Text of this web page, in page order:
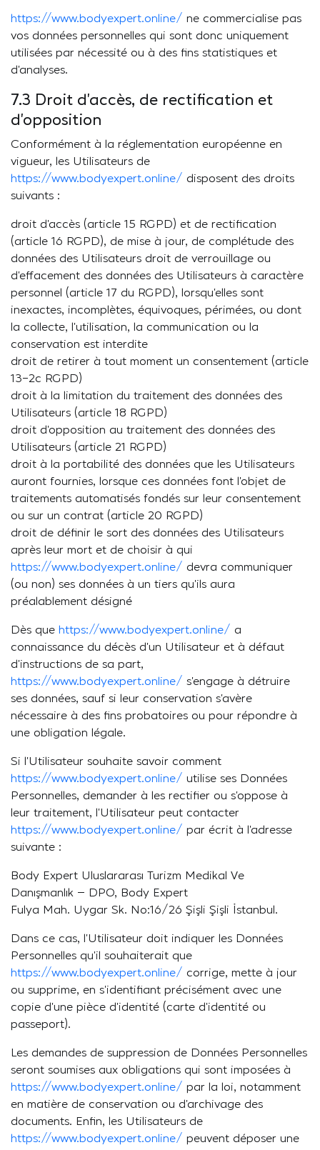
https://www.bodyexpert.online/ ne commercialise pas
vos données personnelles qui sont donc uniquement
utilisées par nécessité ou à des fins statistiques et
d’analyses.
7.3 Droit d’accès, de rectification et
d’opposition
Conformément à la réglementation européenne en
vigueur, les Utilisateurs de
https://www.bodyexpert.online/ disposent des droits
suivants :
droit d’accès (article 15 RGPD) et de rectification
(article 16 RGPD), de mise à jour, de complétude des
données des Utilisateurs droit de verrouillage ou
d’effacement des données des Utilisateurs à caractère
personnel (article 17 du RGPD), lorsqu’elles sont
inexactes, incomplètes, équivoques, périmées, ou dont
la collecte, l’utilisation, la communication ou la
conservation est interdite
droit de retirer à tout moment un consentement (article
13-2c RGPD)
droit à la limitation du traitement des données des
Utilisateurs (article 18 RGPD)
droit d’opposition au traitement des données des
Utilisateurs (article 21 RGPD)
droit à la portabilité des données que les Utilisateurs
auront fournies, lorsque ces données font l’objet de
traitements automatisés fondés sur leur consentement
ou sur un contrat (article 20 RGPD)
droit de définir le sort des données des Utilisateurs
après leur mort et de choisir à qui
https://www.bodyexpert.online/ devra communiquer
(ou non) ses données à un tiers qu’ils aura
préalablement désigné
Dès que https://www.bodyexpert.online/ a
connaissance du décès d’un Utilisateur et à défaut
d’instructions de sa part,
https://www.bodyexpert.online/ s’engage à détruire
ses données, sauf si leur conservation s’avère
nécessaire à des fins probatoires ou pour répondre à
une obligation légale.
Si l’Utilisateur souhaite savoir comment
https://www.bodyexpert.online/ utilise ses Données
Personnelles, demander à les rectifier ou s’oppose à
leur traitement, l’Utilisateur peut contacter
https://www.bodyexpert.online/ par écrit à l’adresse
suivante :
Body Expert Uluslararası Turizm Medikal Ve
Danışmanlık – DPO, Body Expert
Fulya Mah. Uygar Sk. No:16/26 Şişli Şişli İstanbul.
Dans ce cas, l’Utilisateur doit indiquer les Données
Personnelles qu’il souhaiterait que
https://www.bodyexpert.online/ corrige, mette à jour
ou supprime, en s’identifiant précisément avec une
copie d’une pièce d’identité (carte d’identité ou
passeport).
Les demandes de suppression de Données Personnelles
seront soumises aux obligations qui sont imposées à
https://www.bodyexpert.online/ par la loi, notamment
en matière de conservation ou d’archivage des
documents. Enfin, les Utilisateurs de
https://www.bodyexpert.online/ peuvent déposer une